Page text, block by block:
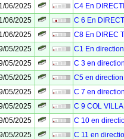
06/2025
C4 En
06/2025
C 6 En
06/2025
C8 En DIREC
05/2025
C1 En
05/2025
C 3 en
05/2025
C5 en
05/2025
C 7 en
05/2025
C 9 COL
05/2025
C 10 en
05/2025
C 11 en